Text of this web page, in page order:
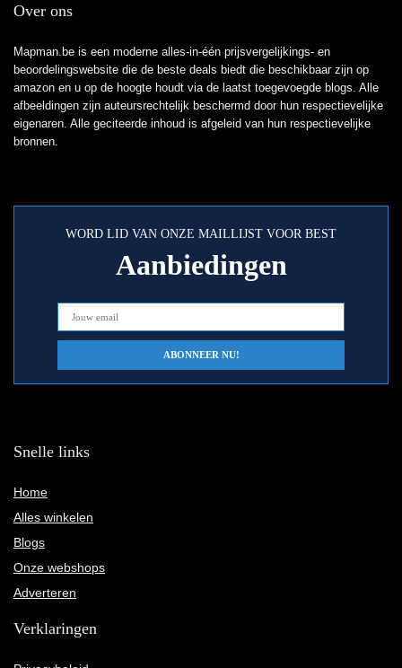
Over ons
Mapman.be is een moderne alles-in-één prijsvergelijkings- en
beoordelingswebsite die de beste deals biedt die beschikbaar zijn op
amazon en u op de hoogte houdt via de laatst toegevoegde blogs. Alle
afbeeldingen zijn auteursrechtelijk beschermd door hun respectievelijke
eigenaren. Alle geciteerde inhoud is afgeleid van hun respectievelijke
bronnen.
WORD LID VAN ONZE MAILLIJST VOOR BEST
Aanbiedingen
Snelle links
Home
Alles winkelen
Blogs
Onze webshops
Adverteren
Verklaringen